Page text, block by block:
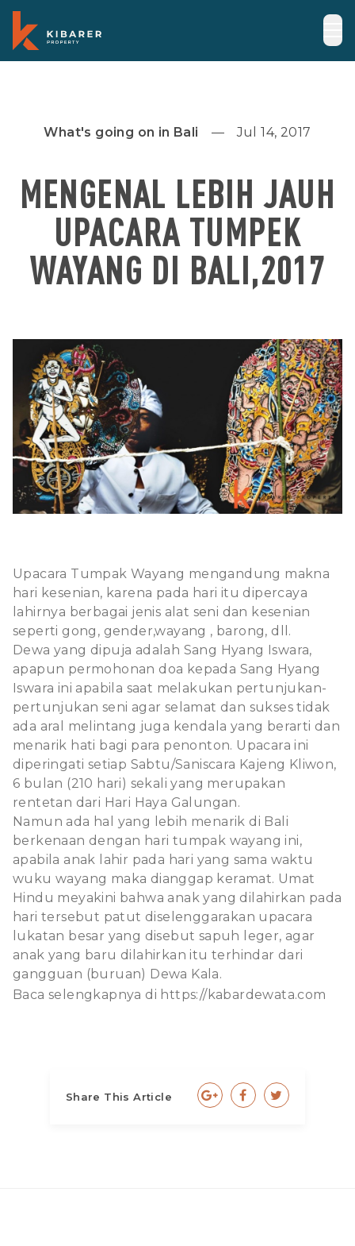
What's going on in Bali Jul 14, 2017
MENGENAL LEBIH JAUH
UPACARA TUMPEK
WAYANG DI BALI,2017
Upacara Tumpak Wayang mengandung makna
hari kesenian, karena pada hari itu dipercaya
lahirnya berbagai jenis alat seni dan kesenian
seperti gong, gender,wayang , barong, dll.
Dewa yang dipuja adalah Sang Hyang Iswara,
apapun permohonan doa kepada Sang Hyang
Iswara ini apabila saat melakukan pertunjukan-
pertunjukan seni agar selamat dan sukses tidak
ada aral melintang juga kendala yang berarti dan
menarik hati bagi para penonton. Upacara ini
diperingati setiap Sabtu/Saniscara Kajeng Kliwon,
6 bulan (210 hari) sekali yang merupakan
rentetan dari Hari Haya Galungan.
Namun ada hal yang lebih menarik di Bali
berkenaan dengan hari tumpak wayang ini,
apabila anak lahir pada hari yang sama waktu
wuku wayang maka dianggap keramat. Umat
Hindu meyakini bahwa anak yang dilahirkan pada
hari tersebut patut diselenggarakan upacara
lukatan besar yang disebut sapuh leger, agar
anak yang baru dilahirkan itu terhindar dari
gangguan (buruan) Dewa Kala.
Baca selengkapnya di https://kabardewata.com
Share This Article